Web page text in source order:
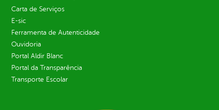
Carta de Serviços
E-sic
Ferramenta de Autenticidade
Ouvidoria
Portal Aldir Blanc
Portal da Transparência
Transporte Escolar